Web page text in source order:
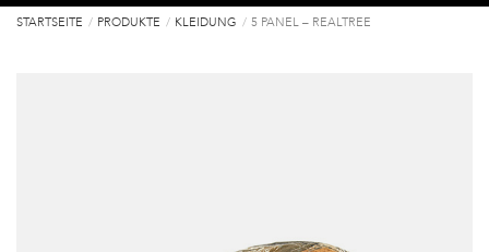
STARTSEITE PRODUKTE KLEIDUNG 5 PANEL – REALTREE